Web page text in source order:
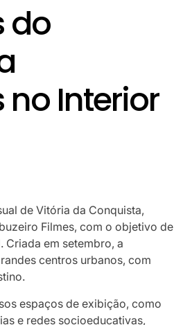
do
no Interior
de Vitória da Conquista,
Filmes, com o objetivo de
em setembro, a
centros urbanos, com
espaços de exibição, como
e redes socioeducativas,